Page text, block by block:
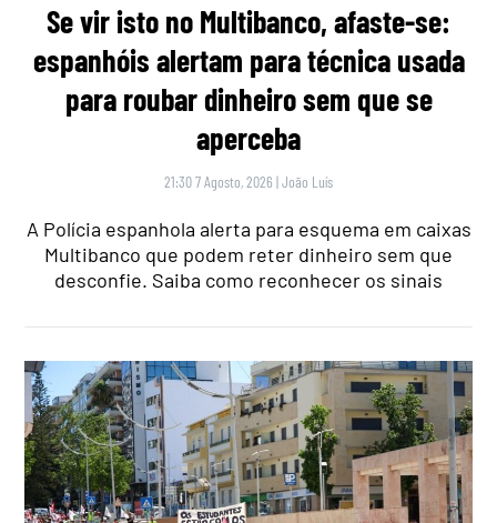
Se vir isto no Multibanco, afaste-se:
espanhóis alertam para técnica usada
para roubar dinheiro sem que se
aperceba
21:30 7 Agosto, 2026 |João Luís
A Polícia espanhola alerta para esquema em caixas
Multibanco que podem reter dinheiro sem que
desconfie. Saiba como reconhecer os sinais